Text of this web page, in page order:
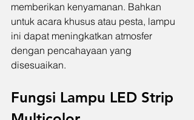
memberikan kenyamanan. Bahkan
untuk acara khusus atau pesta, lampu
ini dapat meningkatkan atmosfer
dengan pencahayaan yang
disesuaikan.
Fungsi Lampu LED Strip